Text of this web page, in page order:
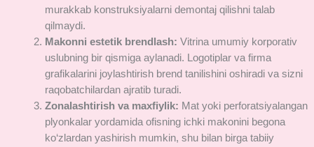
murakkab konstruksiyalarni demontaj qilishni talab
qilmaydi.
Makonni estetik brendlash: Vitrina umumiy korporativ
uslubning bir qismiga aylanadi. Logotiplar va firma
grafikalarini joylashtirish brend tanilishini oshiradi va sizni
raqobatchilardan ajratib turadi.
Zonalashtirish va maxfiylik: Mat yoki perforatsiyalangan
plyonkalar yordamida ofisning ichki makonini begona
ko‘zlardan yashirish mumkin, shu bilan birga tabiiy